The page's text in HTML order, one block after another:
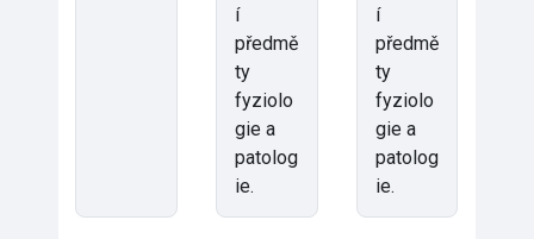
í
předmě
ty
fyziolo
gie a
patolog
ie.
í
předmě
ty
fyziolo
gie a
patolog
ie.